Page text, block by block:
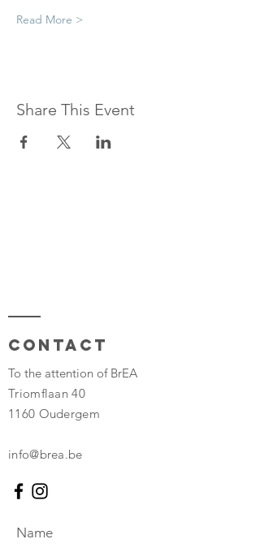
Read More >
Share This Event
Contact
To the attention of BrEA
Triomflaan 40
1160 Oudergem
info@brea.be
Name